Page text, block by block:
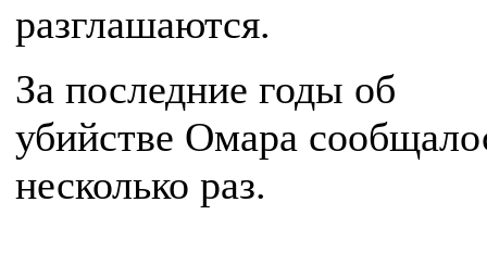
разглашаются.
За последние годы об
убийстве Омара
несколько раз.